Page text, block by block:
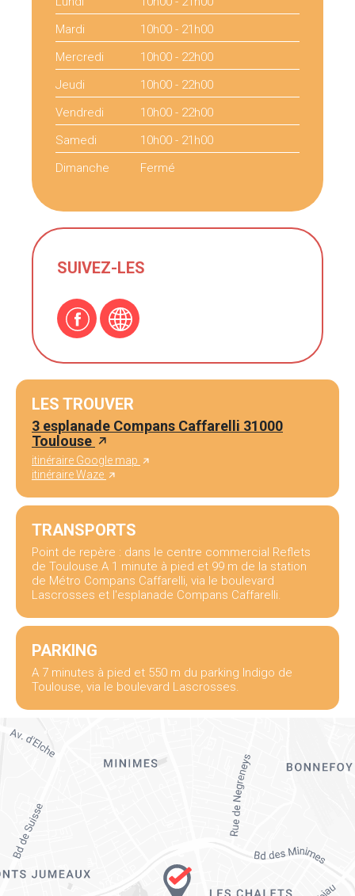
Mardi
10h00 - 21h00
Mercredi
10h00 - 22h00
Jeudi
10h00 - 22h00
Vendredi
10h00 - 22h00
Samedi
10h00 - 21h00
Dimanche
Fermé
SUIVEZ-LES
LES TROUVER
3 esplanade Compans Caffarelli 31000
Toulouse
itinéraire Google map
itinéraire Waze
TRANSPORTS
Point de repère : dans le centre commercial Reflets
de Toulouse.A 1 minute à pied et 99 m de la station
de Métro Compans Caffarelli, via le boulevard
Lascrosses et l'esplanade Compans Caffarelli.
PARKING
A 7 minutes à pied et 550 m du parking Indigo de
Toulouse, via le boulevard Lascrosses.